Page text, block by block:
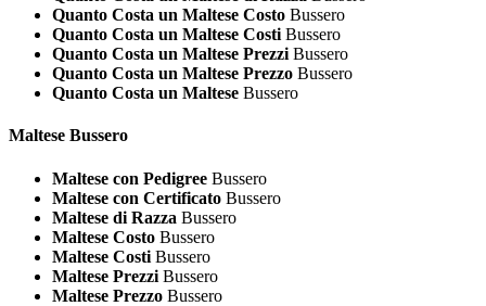
Quanto Costa un Maltese Costo Bussero
Quanto Costa un Maltese Costi Bussero
Quanto Costa un Maltese Prezzi Bussero
Quanto Costa un Maltese Prezzo Bussero
Quanto Costa un Maltese Bussero
Maltese Bussero
Maltese con Pedigree Bussero
Maltese con Certificato Bussero
Maltese di Razza Bussero
Maltese Costo Bussero
Maltese Costi Bussero
Maltese Prezzi Bussero
Maltese Prezzo Bussero